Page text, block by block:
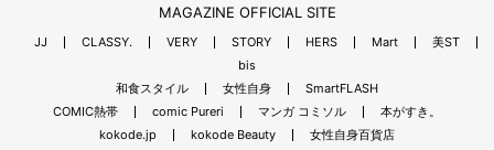
MAGAZINE OFFICIAL SITE
JJ CLASSY. VERY STORY HERS Mart
美ST
bis
和食スタイル
女性自身
SmartFLASH
COMIC熱帯
comic Pureri マンガ コミソル
本がすき。
kokode.jp
kokode Beauty 女性自身百貨店